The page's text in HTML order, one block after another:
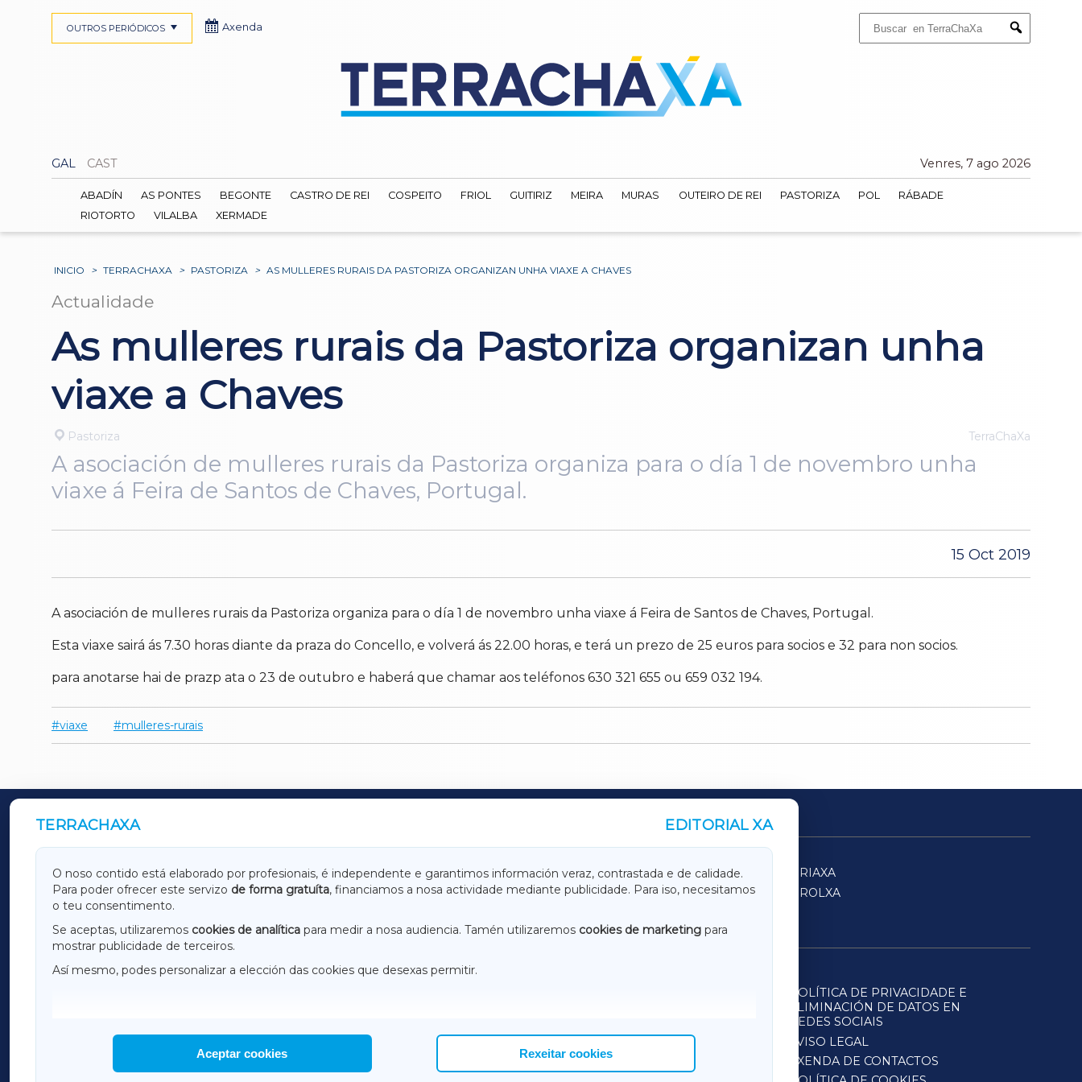
Submit
GAL CAST Venres, 7 ago 2026
OUTROS PERIÓDICOS Axenda
ABADÍN AS PONTES BEGONTE CASTRO DE REI COSPEITO FRIOL GUITIRIZ MEIRA MURAS OUTEIRO DE REI PASTORIZA POL
RÁBADE
RIOTORTO
VILALBA XERMADE
INICIO > TERRACHAXA > PASTORIZA > AS MULLERES RURAIS DA PASTORIZA ORGANIZAN UNHA VIAXE A CHAVES
Actualidade
As mulleres rurais da Pastoriza organizan unha
viaxe a Chaves
Pastoriza TerraChaXa
A asociación de mulleres rurais da Pastoriza organiza para o día 1 de novembro unha
viaxe á Feira de Santos de Chaves, Portugal.
15 Oct 2019
A asociación de mulleres rurais da Pastoriza organiza para o día 1 de novembro unha viaxe á Feira de Santos de Chaves, Portugal.
Esta viaxe sairá ás 7.30 horas diante da praza do Concello, e volverá ás 22.00 horas, e terá un prezo de 25 euros para socios e 32 para non socios.
para anotarse hai de prazp ata o 23 de outubro e haberá que chamar aos teléfonos 630 321 655 ou 659 032 194.
viaxe mulleres-rurais
TERRACHAXA EDITORIAL XA
O noso contido está elaborado por profesionais, é independente e garantimos información veraz, contrastada e de calidade.
Para poder ofrecer este servizo de forma gratuíta, financiamos a nosa actividade mediante publicidade. Para iso, necesitamos
o teu consentimento.
Se aceptas, utilizaremos cookies de analítica para medir a nosa audiencia. Tamén utilizaremos cookies de marketing para
mostrar publicidade de terceiros.
Así mesmo, podes personalizar a elección das cookies que desexas permitir.
Aceptar cookies Rexeitar cookies
OUTROS PERIÓDICOS
GALICIAXA LUGOXA TERRACHAXA
SARRIAXA
AMARIÑAXA
RIBEIRASACRAXA ACORUÑAXA
FERROLXA
OURENSEXA
HEMEROTECA
POLÍTICA DE PRIVACIDADE E
ELIMINACIÓN DE DATOS EN
REDES SOCIAIS
AVISO LEGAL
AXENDA DE CONTACTOS